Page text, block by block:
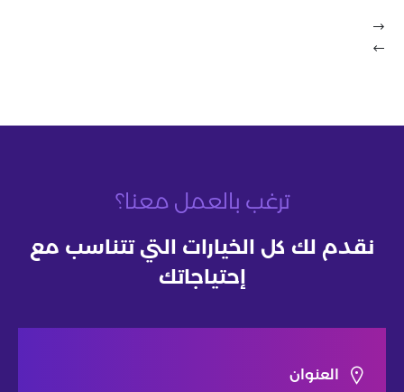
ترغب بالعمل معنا؟
نقدم لك كل الخيارات التي تتناسب مع
إحتياجاتك
العنوان